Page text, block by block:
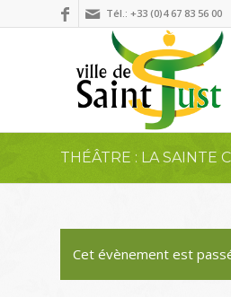
Tél.: +33 (0)4 67 83 56 00
THÉÂTRE : LA SAINTE
Cet évènement est